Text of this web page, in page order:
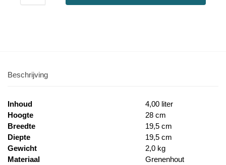
Beschrijving
Inhoud
4,00 liter
Hoogte
28 cm
Breedte
19,5 cm
Diepte
19,5 cm
Gewicht
2,0 kg
Materiaal
Grenenhout